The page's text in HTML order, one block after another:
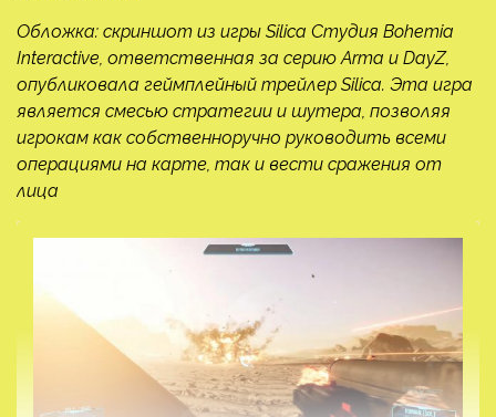
Обложка: скриншот из игры Silica Студия Bohemia
Interactive, ответственная за серию Arma и DayZ,
опубликовала геймплейный трейлер Silica. Эта игра
является смесью стратегии и шутера, позволяя
игрокам как собственноручно руководить всеми
операциями на карте, так и вести сражения от
лица